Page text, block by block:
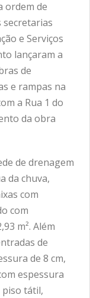
ordem de
secretarias
e Serviços
lançaram a
de
e rampas na
a Rua 1 do
da obra
de drenagem
da chuva,
com
com
m². Além
de
de 8 cm,
espessura
piso tátil,